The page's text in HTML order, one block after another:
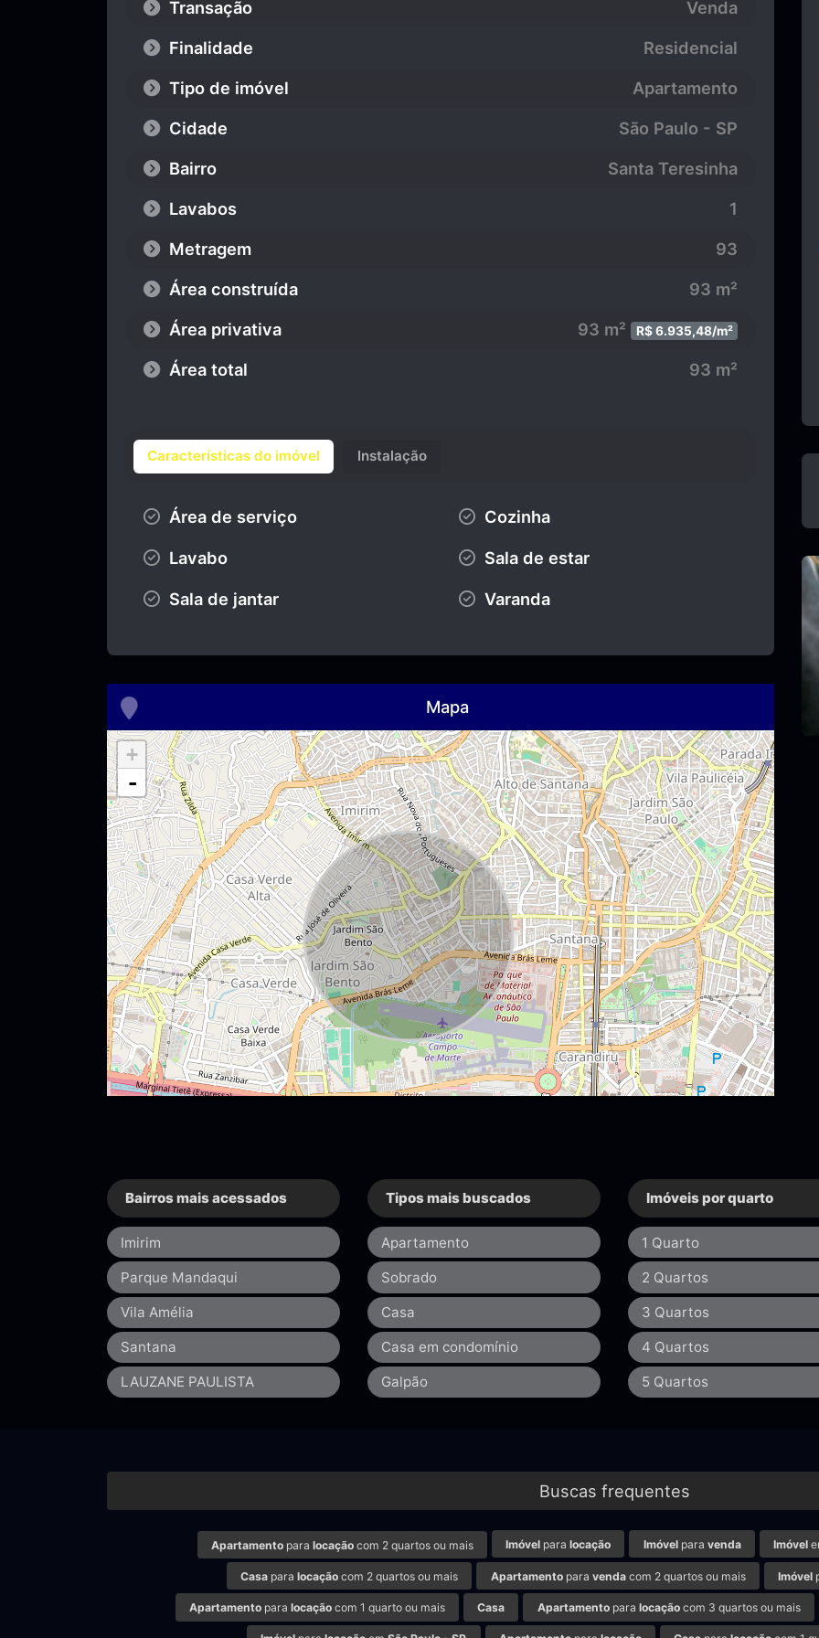
Transação
Venda
Finalidade
Residencial
Tipo de imóvel
Apartamento
Cidade
São Paulo - SP
Bairro
Santa Teresinha
Lavabos
1
Metragem
93
Área construída
93 m²
Área privativa
93 m² R$ 6.935,48/m²
Área total 93 m²
Características do imóvel Instalação
Área de serviço Cozinha
Lavabo Sala de estar
Sala de jantar Varanda
Mapa
+
-
Bairros mais acessados
Imirim
Parque Mandaqui
Vila Amélia
Santana
LAUZANE PAULISTA
Tipos mais buscados
Apartamento
Sobrado
Casa
Casa em condomínio
Galpão
Imóveis por quarto
1 Quarto
2 Quartos
3 Quartos
4 Quartos
5 Quartos
Buscas frequentes
Apartamentopara locaçãocom 2 quartos ou mais Imóvel paralocação Imóvelpara venda Imóvel
Casa paralocação com 2 quartos ou mais Apartamentopara vendacom 2 quartos ou mais Imóvel
Apartamentopara locaçãocom 1 quarto ou mais Casa Apartamentopara locaçãocom 3 quartos ou mais